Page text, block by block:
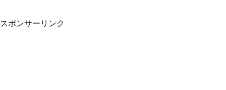
スポンサーリンク